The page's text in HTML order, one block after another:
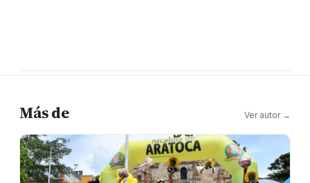
Más de Ver autor →